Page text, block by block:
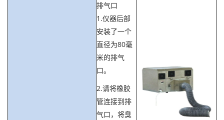
排气口
1.仪器后部
安装了一个
直径为80毫
米的排气
口。
2.请将橡胶
管连接到排
气口，将臭